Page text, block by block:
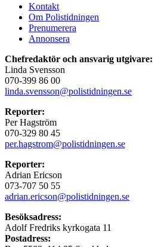
Kontakt
Om Polistidningen
Prenumerera
Annonsera
Chefredaktör och ansvarig utgivare:
Linda Svensson
070-399 86 00
linda.svensson@polistidningen.se
Reporter:
Per Hagström
070-329 80 45
per.hagstrom@polistidningen.se
Reporter:
Adrian Ericson
073-707 50 55
adrian.ericson@polistidningen.se
Besöksadress:
Adolf Fredriks kyrkogata 11
Postadress: